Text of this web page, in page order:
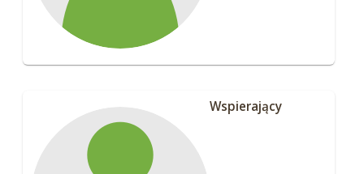
Wspierający